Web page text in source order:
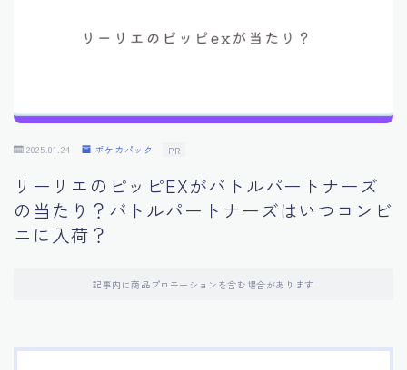
2025.01.24 ポケカパック PR
リーリエのピッピEXがバトルパートナーズ
の当たり？バトルパートナーズはいつコンビ
ニに入荷？
記事内に商品プロモーションを含む場合があります